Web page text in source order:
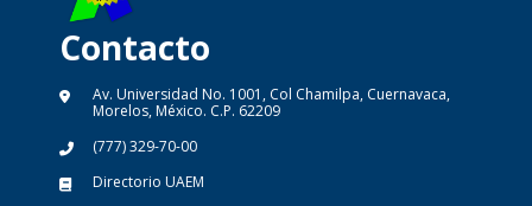
Contacto
Av. Universidad No. 1001, Col Chamilpa, Cuernavaca,
Morelos, México. C.P. 62209
(777) 329-70-00
Directorio UAEM